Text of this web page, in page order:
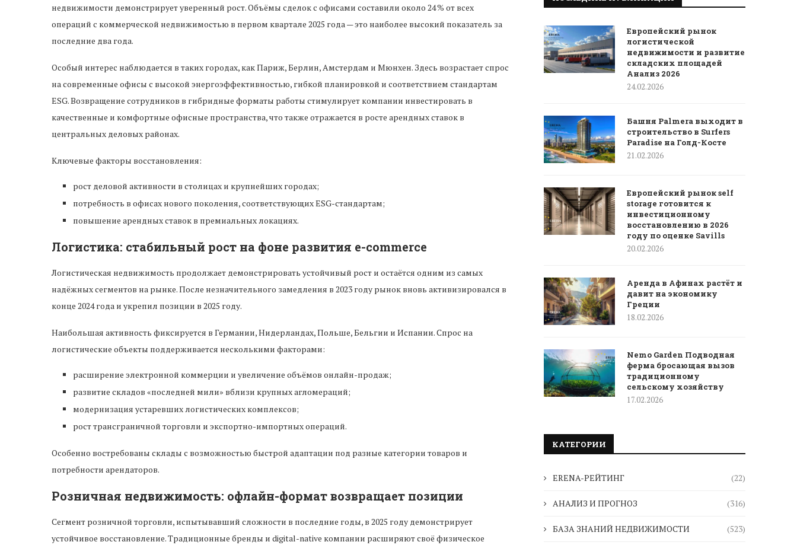
недвижимости демонстрирует уверенный рост. Объёмы сделок с офисами составили около 24 % от всех
операций с коммерческой недвижимостью в первом квартале 2025 года — это наиболее высокий показатель за
последние два года.
Особый интерес наблюдается в таких городах, как Париж, Берлин, Амстердам и Мюнхен. Здесь возрастает спрос
на современные офисы с высокой энергоэффективностью, гибкой планировкой и соответствием стандартам
ESG. Возвращение сотрудников в гибридные форматы работы стимулирует компании инвестировать в
качественные и комфортные офисные пространства, что также отражается в росте арендных ставок в
центральных деловых районах.
Ключевые факторы восстановления:
рост деловой активности в столицах и крупнейших городах;
потребность в офисах нового поколения, соответствующих ESG-стандартам;
повышение арендных ставок в премиальных локациях.
Логистика: стабильный рост на фоне развития e-commerce
Логистическая недвижимость продолжает демонстрировать устойчивый рост и остаётся одним из самых
надёжных сегментов на рынке. После незначительного замедления в 2023 году рынок вновь активизировался в
конце 2024 года и укрепил позиции в 2025 году.
Наибольшая активность фиксируется в Германии, Нидерландах, Польше, Бельгии и Испании. Спрос на
логистические объекты поддерживается несколькими факторами:
расширение электронной коммерции и увеличение объёмов онлайн-продаж;
развитие складов «последней мили» вблизи крупных агломераций;
модернизация устаревших логистических комплексов;
рост трансграничной торговли и экспортно-импортных операций.
Особенно востребованы склады с возможностью быстрой адаптации под разные категории товаров и
потребности арендаторов.
Розничная недвижимость: офлайн-формат возвращает позиции
Сегмент розничной торговли, испытывавший сложности в последние годы, в 2025 году демонстрирует
устойчивое восстановление. Традиционные бренды и digital-native компании расширяют своё физическое
Европейский рынок
логистической
недвижимости и развитие
складских площадей
Анализ 2026
24.02.2026
Башня Palmera выходит в
строительство в Surfers
Paradise на Голд-Косте
21.02.2026
Европейский рынок self
storage готовится к
инвестиционному
восстановлению в 2026
году по оценке Savills
20.02.2026
Аренда в Афинах растёт и
давит на экономику
Греции
18.02.2026
Nemo Garden Подводная
ферма бросающая вызов
традиционному
сельскому хозяйству
17.02.2026
КАТЕГОРИИ
ERENA-РЕЙТИНГ (22)
АНАЛИЗ И ПРОГНОЗ (316)
БАЗА ЗНАНИЙ НЕДВИЖИМОСТИ (523)